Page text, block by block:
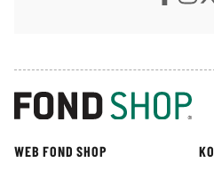
WEB FOND SHOP